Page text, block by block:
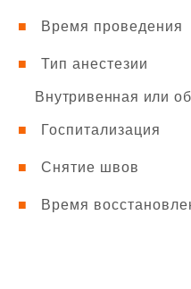
Время проведения
Тип анестезии
Внутривенная или
Госпитализация
Снятие швов
Время